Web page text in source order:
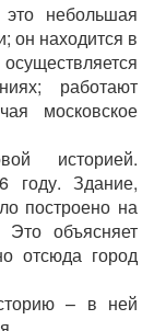
небольшая
он находится в
работают
московское
историей.
году. Здание,
построено на
объясняет
отсюда город
– в ней